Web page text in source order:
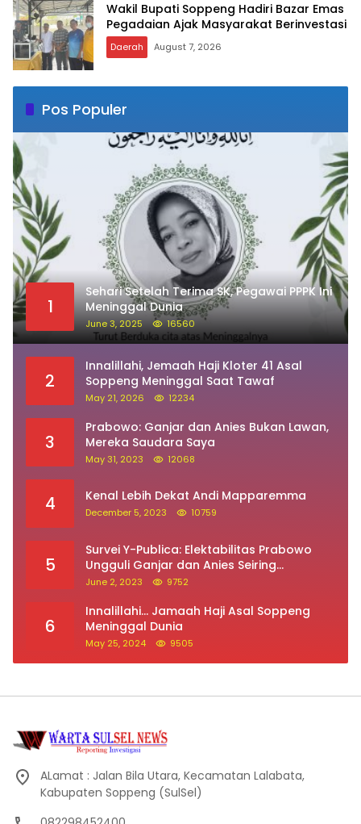
Wakil Bupati Soppeng Hadiri Bazar Emas
Pegadaian Ajak Masyarakat Berinvestasi
Daerah August 7, 2026
Pos Populer
1
Sehari Setelah Terima SK, Pegawai PPPK Ini
Meninggal Dunia
June 3, 2025 16560
2
Innalillahi, Jemaah Haji Kloter 41 Asal
Soppeng Meninggal Saat Tawaf
May 21, 2026 12234
3
Prabowo: Ganjar dan Anies Bukan Lawan,
Mereka Saudara Saya
May 31, 2023 12068
4 Kenal Lebih Dekat Andi Mapparemma
December 5, 2023 10759
5
Survei Y-Publica: Elektabilitas Prabowo
Ungguli Ganjar dan Anies Seiring
Kepuasan Terhadap Jokowi Naik
June 2, 2023 9752
6
Innalillahi… Jamaah Haji Asal Soppeng
Meninggal Dunia
May 25, 2024 9505
ALamat : Jalan Bila Utara, Kecamatan Lalabata,
Kabupaten Soppeng (SulSel)